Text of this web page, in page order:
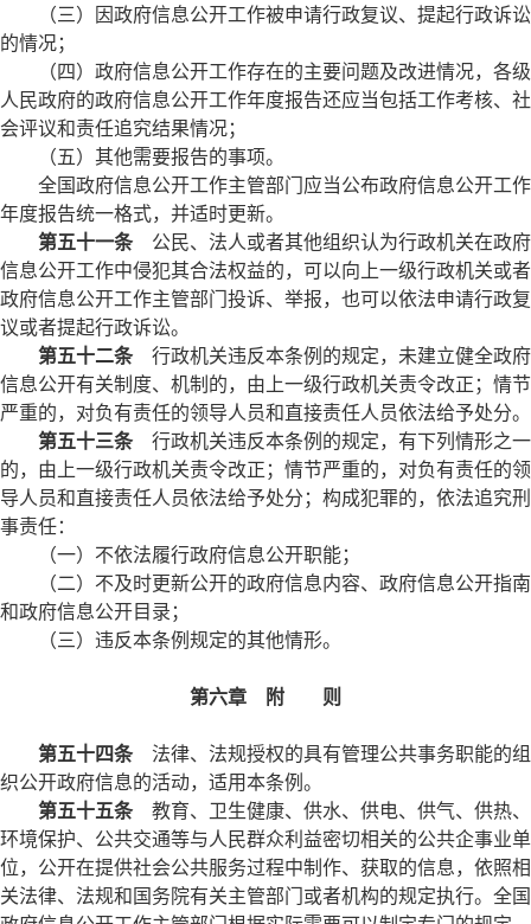
（三）因政府信息公开工作被申请行政复议、提起行政诉讼
的情况；
（四）政府信息公开工作存在的主要问题及改进情况，各级
人民政府的政府信息公开工作年度报告还应当包括工作考核、社
会评议和责任追究结果情况；
（五）其他需要报告的事项。
全国政府信息公开工作主管部门应当公布政府信息公开工作
年度报告统一格式，并适时更新。
第五十一条公民、法人或者其他组织认为行政机关在政府
信息公开工作中侵犯其合法权益的，可以向上一级行政机关或者
政府信息公开工作主管部门投诉、举报，也可以依法申请行政复
议或者提起行政诉讼。
第五十二条行政机关违反本条例的规定，未建立健全政府
信息公开有关制度、机制的，由上一级行政机关责令改正；情节
严重的，对负有责任的领导人员和直接责任人员依法给予处分。
第五十三条行政机关违反本条例的规定，有下列情形之一
的，由上一级行政机关责令改正；情节严重的，对负有责任的领
导人员和直接责任人员依法给予处分；构成犯罪的，依法追究刑
事责任：
（一）不依法履行政府信息公开职能；
（二）不及时更新公开的政府信息内容、政府信息公开指南
和政府信息公开目录；
（三）违反本条例规定的其他情形。
第六章 附 则
第五十四条法律、法规授权的具有管理公共事务职能的组
织公开政府信息的活动，适用本条例。
第五十五条教育、卫生健康、供水、供电、供气、供热、
环境保护、公共交通等与人民群众利益密切相关的公共企事业单
位，公开在提供社会公共服务过程中制作、获取的信息，依照相
关法律、法规和国务院有关主管部门或者机构的规定执行。全国